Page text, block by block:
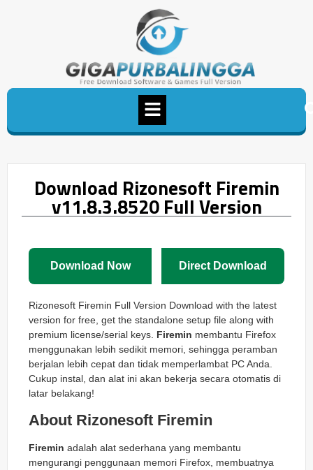
Download Rizonesoft Firemin
v11.8.3.8520 Full Version
Download Now Direct Download
Rizonesoft Firemin Full Version Download with the latest
version for free, get the standalone setup file along with
premium license/serial keys. Firemin membantu Firefox
menggunakan lebih sedikit memori, sehingga peramban
berjalan lebih cepat dan tidak memperlambat PC Anda.
Cukup instal, dan alat ini akan bekerja secara otomatis di
latar belakang!
About Rizonesoft Firemin
Firemin adalah alat sederhana yang membantu
mengurangi penggunaan memori Firefox, membuatnya